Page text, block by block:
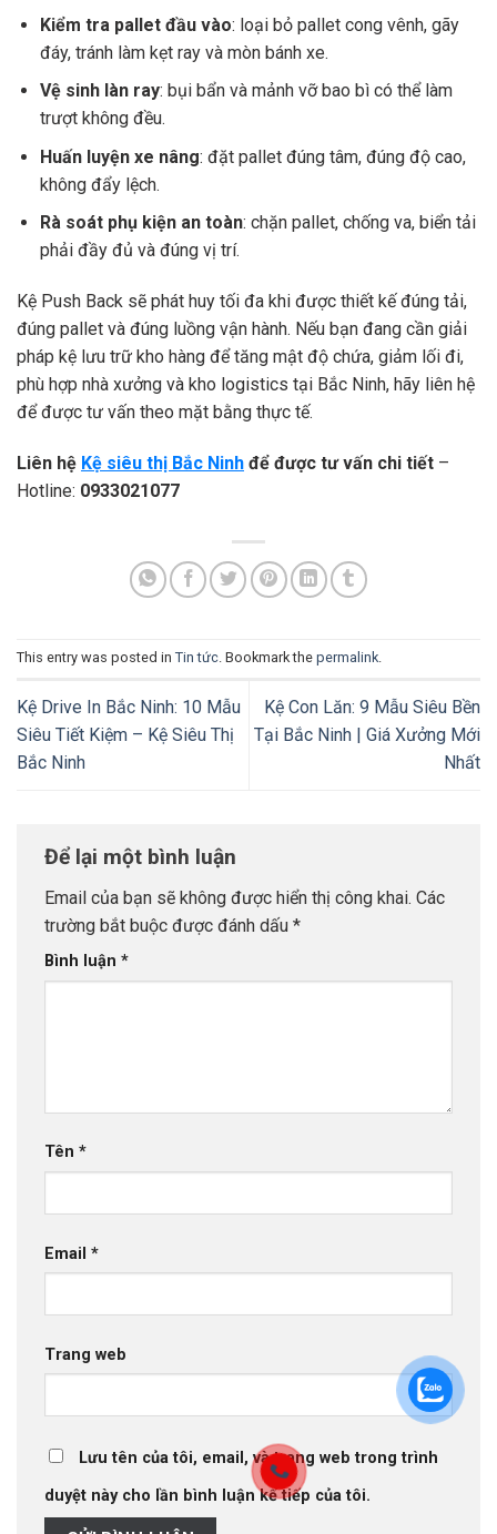
Kiểm tra pallet đầu vào: loại bỏ pallet cong vênh, gãy
đáy, tránh làm kẹt ray và mòn bánh xe.
Vệ sinh làn ray: bụi bẩn và mảnh vỡ bao bì có thể làm
trượt không đều.
Huấn luyện xe nâng: đặt pallet đúng tâm, đúng độ cao,
không đẩy lệch.
Rà soát phụ kiện an toàn: chặn pallet, chống va, biển tải
phải đầy đủ và đúng vị trí.
Kệ Push Back sẽ phát huy tối đa khi được thiết kế đúng tải,
đúng pallet và đúng luồng vận hành. Nếu bạn đang cần giải
pháp kệ lưu trữ kho hàng để tăng mật độ chứa, giảm lối đi,
phù hợp nhà xưởng và kho logistics tại Bắc Ninh, hãy liên hệ
để được tư vấn theo mặt bằng thực tế.
Liên hệ Kệ siêu thị Bắc Ninh để được tư vấn chi tiết –
Hotline: 0933021077
This entry was posted in Tin tức. Bookmark the permalink.
Kệ Drive In Bắc Ninh: 10 Mẫu
Siêu Tiết Kiệm – Kệ Siêu Thị
Bắc Ninh
Kệ Con Lăn: 9 Mẫu Siêu Bền
Tại Bắc Ninh | Giá Xưởng Mới
Nhất
Để lại một bình luận
Email của bạn sẽ không được hiển thị công khai. Các
trường bắt buộc được đánh dấu *
Bình luận *
Tên *
Email *
Trang web
Lưu tên của tôi, email, và trang web trong trình
duyệt này cho lần bình luận kế tiếp của tôi.